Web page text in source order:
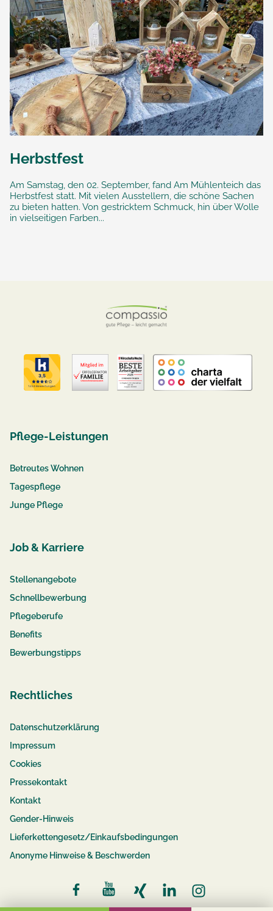
Herbstfest
Am Samstag, den 02. September, fand Am Mühlenteich das
Herbstfest statt. Mit vielen Ausstellern, die schöne Sachen
zu bieten hatten. Von gestricktem Schmuck, hin über Wolle
in vielseitigen Farben...
Pflege-Leistungen
Betreutes Wohnen
Tagespflege
Junge Pflege
Job & Karriere
Stellenangebote
Schnellbewerbung
Pflegeberufe
Benefits
Bewerbungstipps
Rechtliches
Datenschutzerklärung
Impressum
Cookies
Pressekontakt
Kontakt
Gender-Hinweis
Lieferkettengesetz/Einkaufsbedingungen
Anonyme Hinweise & Beschwerden